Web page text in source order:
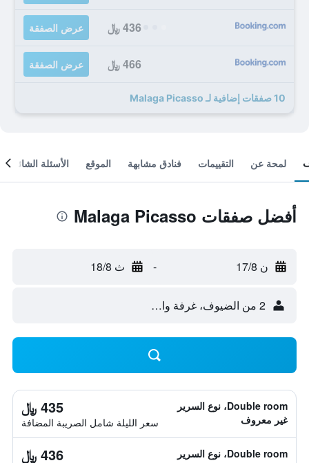
436 ﷼ عرض الصفقة
466 ﷼ عرض الصفقة
10 صفقات إضافية لـ Malaga Picasso
لمحة عن التقييمات فنادق مشابهة الموقع الأسئلة الشائعة
أفضل صفقات Malaga Picasso
ن 17/8 - ث 18/8
2 من الضيوف، غرفة واحدة
Double room، نوع السرير
غير معروف
435 ﷼
سعر الليلة شامل الصريبة المضافة
Double room، نوع السرير
436 ﷼